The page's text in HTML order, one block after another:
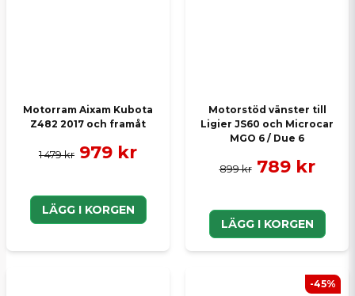
Motorram Aixam Kubota
Z482 2017 och framåt
1 479 kr 979 kr
LÄGG I KORGEN
Motorstöd vänster till
Ligier JS60 och Microcar
MGO 6 / Due 6
899 kr 789 kr
LÄGG I KORGEN
-45%